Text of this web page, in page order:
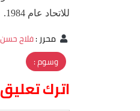
للاتحاد عام 1984.
محرر:فلاح
وسوم :
اترك تعليق